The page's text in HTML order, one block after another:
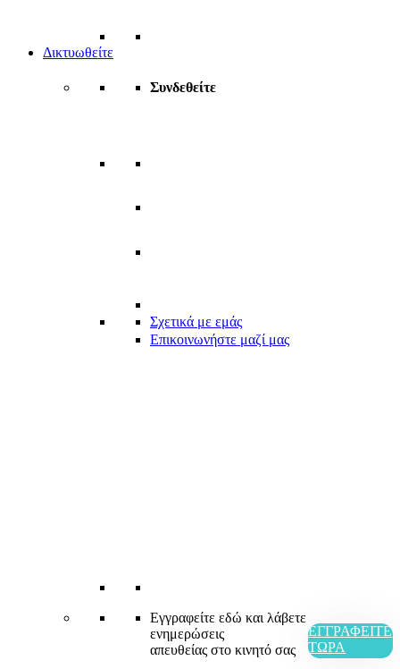
Δικτυωθείτε
Συνδεθείτε
Σχετικά με εμάς
Επικοινωνήστε μαζί μας
Εγγραφείτε εδώ και λάβετε
ενημερώσεις
απευθείας στο κινητό σας
ΕΓΓΡΑΦΕΊΤΕ
ΤΏΡΑ